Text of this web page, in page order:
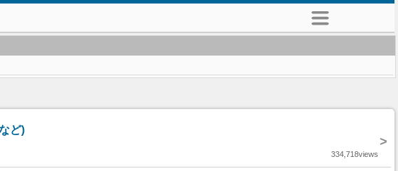
ど)
>
334,718views